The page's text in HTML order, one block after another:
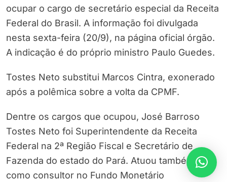
ocupar o cargo de secretário especial da Receita
Federal do Brasil. A informação foi divulgada
nesta sexta-feira (20/9), na página oficial órgão.
A indicação é do próprio ministro Paulo Guedes.
Tostes Neto substitui Marcos Cintra, exonerado
após a polêmica sobre a volta da CPMF.
Dentre os cargos que ocupou, José Barroso
Tostes Neto foi Superintendente da Receita
Federal na 2ª Região Fiscal e Secretário de
Fazenda do estado do Pará. Atuou também
como consultor no Fundo Monetário